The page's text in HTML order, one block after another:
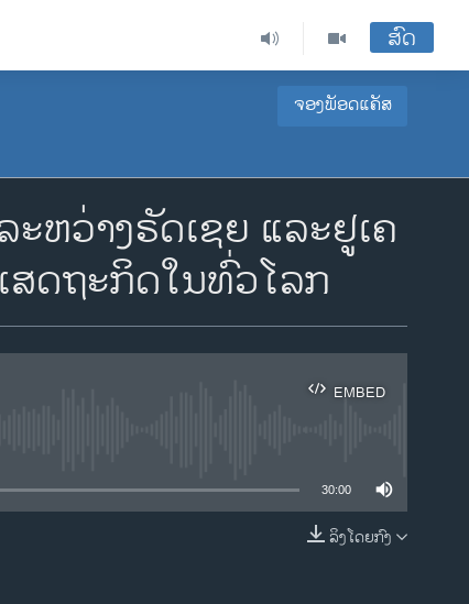
ສົດ
ຈອງພັອດແຄັສ
ຫວ່າງ​ຣັດ​ເຊຍ ແລະ​ຢູ​ເຄ​
ດ​ຖະ​ກິດ​ໃນ​ທົ່ວ​ໂລກ
EMBED
EMBED
30:00
ລິງໂດຍກົງ